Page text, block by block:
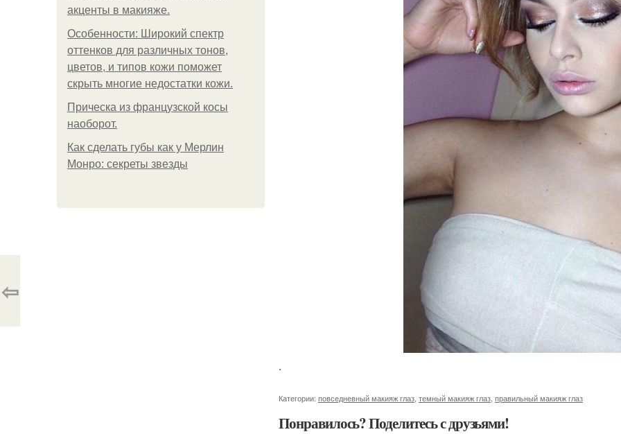
акценты в макияже.
Особенности: Широкий спектр
оттенков для различных тонов,
цветов, и типов кожи поможет
скрыть многие недостатки кожи.
Прическа из французской косы
наоборот.
Как сделать губы как у Мерлин
Монро: секреты звезды
.
Категории: повседневный макияж глаз темный макияж глаз правильный макияж глаз
Понравилось? Поделитесь с друзьями!
⇦